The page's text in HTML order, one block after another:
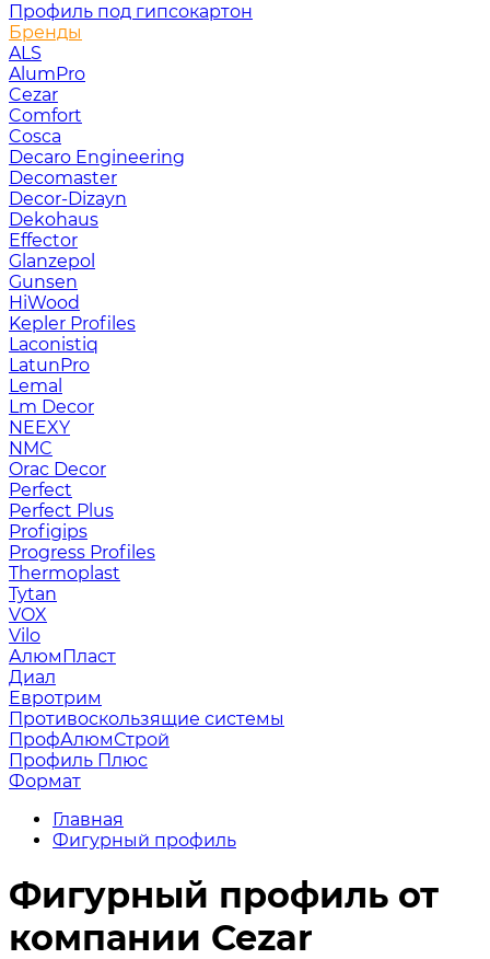
Профиль под гипсокартон
Бренды
ALS
AlumPro
Cezar
Comfort
Cosca
Decaro Engineering
Decomaster
Decor-Dizayn
Dekohaus
Effector
Glanzepol
Gunsen
HiWood
Kepler Profiles
Laconistiq
LatunPro
Lemal
Lm Decor
NEEXY
NMC
Orac Decor
Perfect
Perfect Plus
Profigips
Progress Profiles
Thermoplast
Tytan
VOX
Vilo
АлюмПласт
Диал
Евротрим
Противоскользящие системы
ПрофАлюмСтрой
Профиль Плюс
Формат
Главная
Фигурный профиль
Фигурный профиль от
компании Cezar